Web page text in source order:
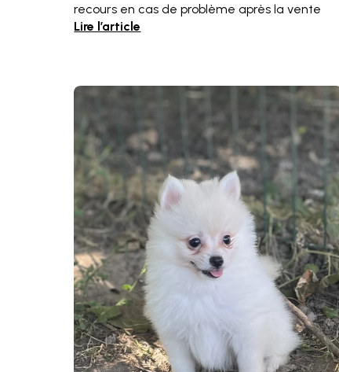
recours en cas de problème après la vente
Lire l’article